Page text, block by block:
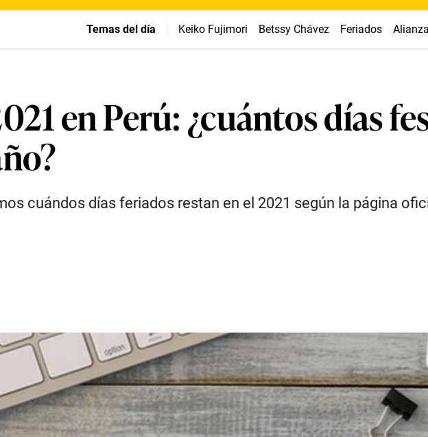
Temas del día Keiko Fujimori Betssy Chávez Feriados
en Perú: ¿cuántos días
cuándos días feriados restan en el 2021 según la página